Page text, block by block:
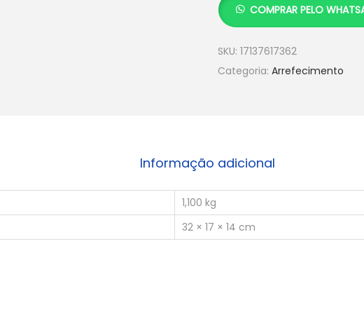
COMPRAR PELO
SKU: 17137617362
Categoria: Arrefecimento
Informação adicional
1,100 kg
32 × 17 × 14 cm